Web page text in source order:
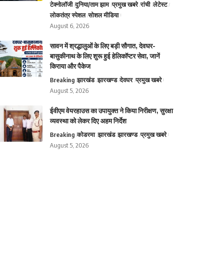
टेक्नोलॉजी दुनिया/ताम झाम प्रमुख खबरे रांची लेटेस्ट
लोकतंत्र स्पेशल सोशल मीडिया
August 6, 2026
सावन में श्रद्धालुओं के लिए बड़ी सौगात, देवघर-
बासुकीनाथ के लिए शुरू हुई हेलिकॉप्टर सेवा, जानें
किराया और पैकेज
Breaking झारखंड झारखण्ड देवघर प्रमुख खबरे
August 5, 2026
ईवीएम वेयरहाउस का उपायुक्त ने किया निरीक्षण, सुरक्षा
व्यवस्था को लेकर दिए अहम निर्देश
Breaking कोडरमा झारखंड झारखण्ड प्रमुख खबरे
August 5, 2026